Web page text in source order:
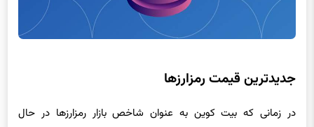
جدیدترین قیمت رمزارزها
در زمانی که بیت کوین به عنوان شاخص بازار رمزارزها در حال